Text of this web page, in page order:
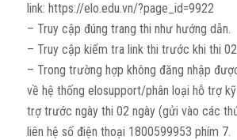
link: https://elo.edu.vn/?page_id=9922
– Truy cập đúng trang thi như hướng dẫn.
– Truy cập kiểm tra link thi trước khi thi 02
– Trong trường hợp không đăng nhập
về hệ thống elosupport/phân loại hỗ trợ
trợ trước ngày thi 02 ngày (gửi vào các
liên hệ số điện thoại 1800599953 phím 7.